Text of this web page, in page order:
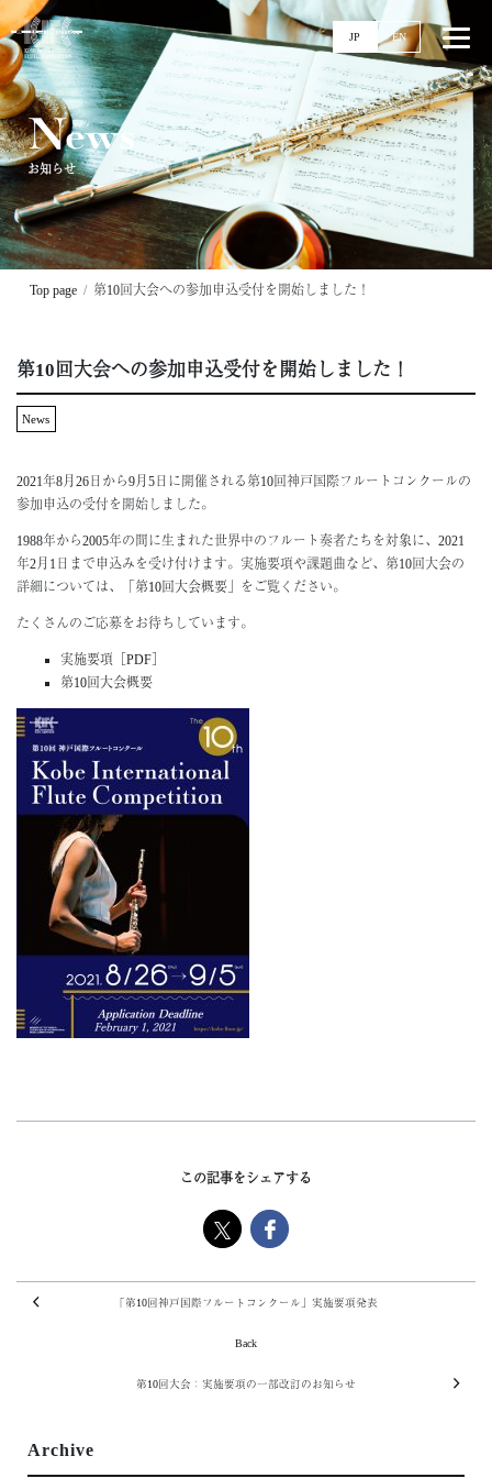
JP EN
News
お知らせ
Top page 第10回大会への参加申込受付を開始しました！
第10回大会への参加申込受付を開始しました！
News
2021年8月26日から9月5日に開催される第10回神戸国際フルートコンクールの
参加申込の受付を開始しました。
1988年から2005年の間に生まれた世界中のフルート奏者たちを対象に、2021
年2月1日まで申込みを受け付けます。実施要項や課題曲など、第10回大会の
詳細については、「 第10回大会概要 」をご覧ください。
たくさんのご応募をお待ちしています。
実施要項［PDF］
第10回大会概要
この記事をシェアする
「第10回神戸国際フルートコンクール」実施要項発表
Back
第10回大会：実施要項の一部改訂のお知らせ
Archive
Top
News
Events
Competitions
11回大会
実施要項
過去大会
About
ミッション・歴史
組織
地域・社会連携
サポーター一覧
ご寄附のお願い
Access
Contact